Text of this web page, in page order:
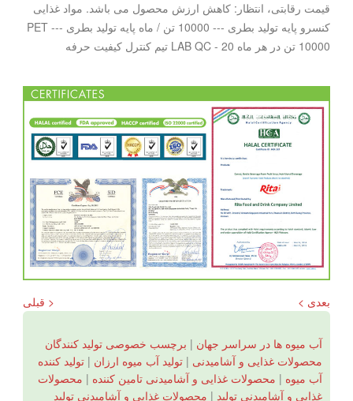
قیمت رقابتی، انتظار: کاهش ارزش محصول می باشد. مواد غذایی
کنسرو پایه تولید بطری --- 10000 تن / ماه پایه تولید بطری PET ---
10000 تن در هر ماه LAB QC - 20 تیم کنترل کیفیت حرفه
< قبلی بعدی >
آب میوه ها در سراسر جهان | برچسب خصوصی تولید کنندگان
محصولات غذایی و آشامیدنی | تولید آب میوه ارزان | تولید کننده
آب میوه | محصولات غذایی و آشامیدنی تامین کننده | محصولات
غذایی و آشامیدنی تولید | محصولات غذایی و آشامیدنی تولید